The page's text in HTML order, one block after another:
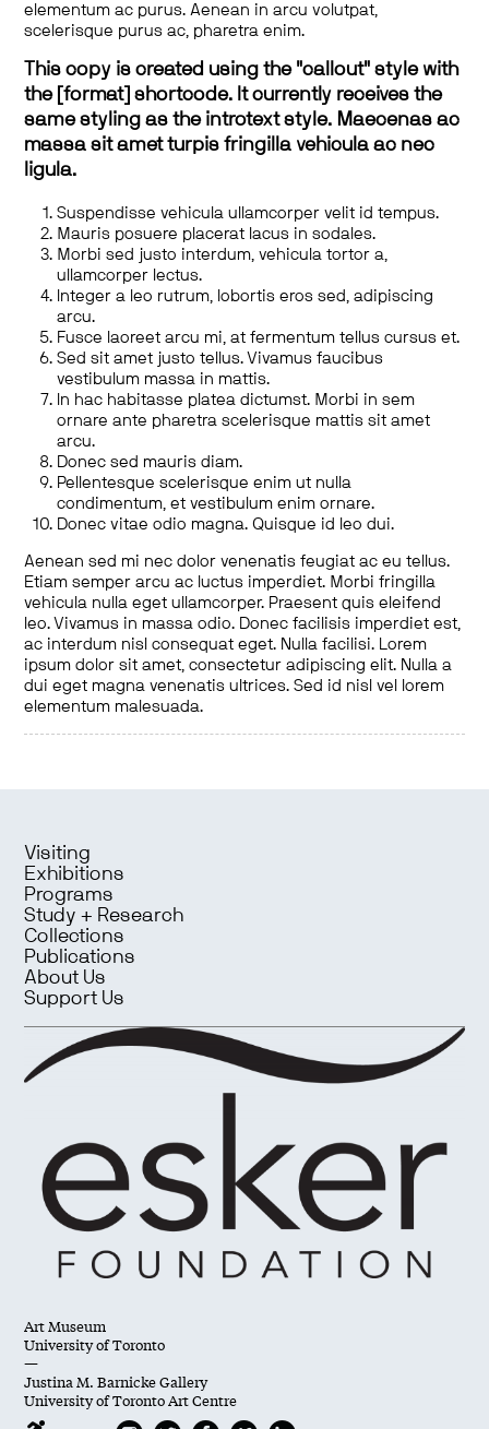
elementum ac purus. Aenean in arcu volutpat,
scelerisque purus ac, pharetra enim.
This copy is created using the "callout" style with
the [format] shortcode. It currently receives the
same styling as the introtext style. Maecenas ac
massa sit amet turpis fringilla vehicula ac nec
ligula.
Suspendisse vehicula ullamcorper velit id tempus.
Mauris posuere placerat lacus in sodales.
Morbi sed justo interdum, vehicula tortor a,
ullamcorper lectus.
Integer a leo rutrum, lobortis eros sed, adipiscing
arcu.
Fusce laoreet arcu mi, at fermentum tellus cursus et.
Sed sit amet justo tellus. Vivamus faucibus
vestibulum massa in mattis.
In hac habitasse platea dictumst. Morbi in sem
ornare ante pharetra scelerisque mattis sit amet
arcu.
Donec sed mauris diam.
Pellentesque scelerisque enim ut nulla
condimentum, et vestibulum enim ornare.
Donec vitae odio magna. Quisque id leo dui.
Aenean sed mi nec dolor venenatis feugiat ac eu tellus.
Etiam semper arcu ac luctus imperdiet. Morbi fringilla
vehicula nulla eget ullamcorper. Praesent quis eleifend
leo. Vivamus in massa odio. Donec facilisis imperdiet est,
ac interdum nisl consequat eget. Nulla facilisi. Lorem
ipsum dolor sit amet, consectetur adipiscing elit. Nulla a
dui eget magna venenatis ultrices. Sed id nisl vel lorem
elementum malesuada.
Visiting
Exhibitions
Programs
Study + Research
Collections
Publications
About Us
Support Us
Art Museum
University of Toronto
—
Justina M. Barnicke Gallery
University of Toronto Art Centre